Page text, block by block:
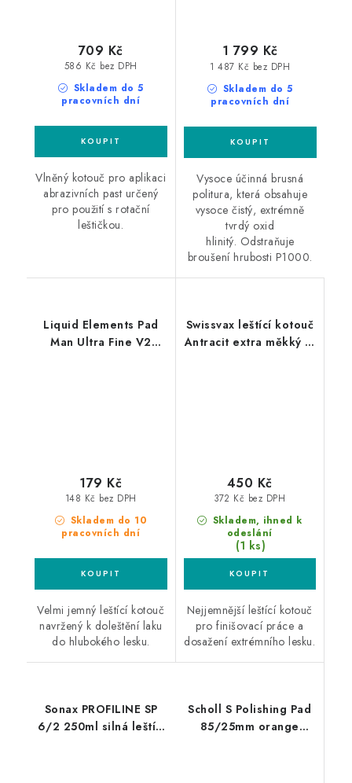
Skladem do 5
pracovních dní
586 Kč bez DPH
709 Kč
Vlněný kotouč pro aplikaci
abrazivních past určený
pro použití s rotační
leštičkou.
Skladem do 5
pracovních dní
1 487 Kč bez DPH
1 799 Kč
Vysoce účinná brusná
politura, která obsahuje
vysoce čistý, extrémně
tvrdý oxid
hlinitý. Odstraňuje
broušení hrubosti P1000.
Liquid Elements Pad
Man Ultra Fine V2
Skladem do 10
pracovních dní
148 Kč bez DPH
179 Kč
Velmi jemný leštící kotouč
navržený k doleštění laku
do hlubokého lesku.
Swissvax leštící kotouč
Antracit extra měkký M
Skladem, ihned k
odeslání
(1 ks)
372 Kč bez DPH
450 Kč
Nejjemnější leštící kotouč
pro finišovací práce a
dosažení extrémního lesku.
Sonax PROFILINE SP
6/2 250ml silná leštící
Scholl S Polishing Pad
85/25mm orange